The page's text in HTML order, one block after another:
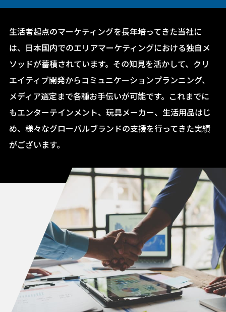
生活者起点のマーケティングを長年培ってきた当社に
は、日本国内でのエリアマーケティングにおける独自メ
ソッドが蓄積されています。その知見を活かして、クリ
エイティブ開発からコミュニケーションプランニング、
メディア選定まで各種お手伝いが可能です。これまでに
もエンターテインメント、玩具メーカー、生活用品はじ
め、様々なグローバルブランドの支援を行ってきた実績
がございます。